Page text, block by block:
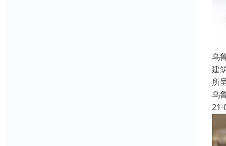
乌
建
所
乌
21-